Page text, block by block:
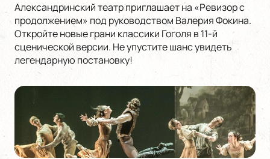
Александринский театр приглашает на «Ревизор с
продолжением» под руководством Валерия Фокина.
Откройте новые грани классики Гоголя в 11-й
сценической версии. Не упустите шанс увидеть
легендарную постановку!